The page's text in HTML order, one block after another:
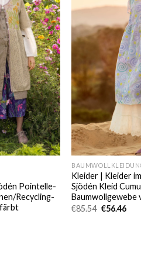
Pointelle-
Recycling-
Kleider | Kleider
Sjödén Kleid
Baumwollgewebe
€85.54 €56.46